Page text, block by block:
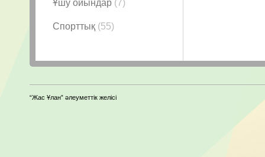
Ұшу ойындар (7)
Спорттық (55)
“Жас Ұлан” әлеуметтік желісі